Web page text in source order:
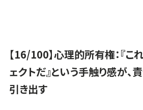
【16/100】心理的所有権：『
ェクトだ』という手触り感が、
引き出す